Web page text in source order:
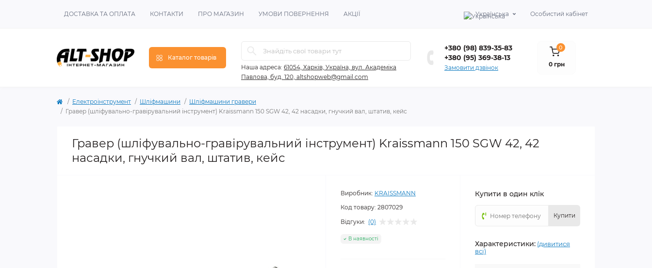
ДОСТАВКА ТА ОПЛАТА КОНТАКТИ ПРО МАГАЗИН УМОВИ ПОВЕРНЕННЯ АКЦІЇ Українська Особистий кабінет
Каталог товарів
Наша адреса: 61054, Харків, Україна, вул. Академіка
Павлова, буд. 120, altshopweb@gmail.com
+380 (98) 839-35-83
+380 (95) 369-38-13
Замовити дзвінок
0
0 грн
Електроінструмент Шліфмашини
Шліфмашини гравери
Гравер (шліфувально-гравірувальний інструмент) Kraissmann 150 SGW 42, 42 насадки, гнучкий вал, штатив, кейс
Гравер (шліфувально-гравірувальний інструмент) Kraissmann 150 SGW 42, 42
насадки, гнучкий вал, штатив, кейс
Виробник: KRAISSMANN
Код товару: 2807029
Відгуки: (0)
В наявності
Купити в один клік
Купити
Характеристики: (дивитися
всі)